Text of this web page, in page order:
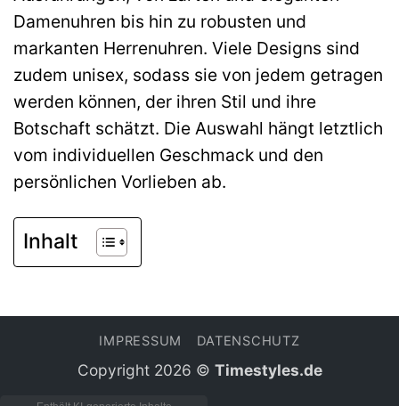
Damenuhren bis hin zu robusten und
markanten Herrenuhren. Viele Designs sind
zudem unisex, sodass sie von jedem getragen
werden können, der ihren Stil und ihre
Botschaft schätzt. Die Auswahl hängt letztlich
vom individuellen Geschmack und den
persönlichen Vorlieben ab.
Inhalt
IMPRESSUM DATENSCHUTZ
Copyright 2026 © Timestyles.de